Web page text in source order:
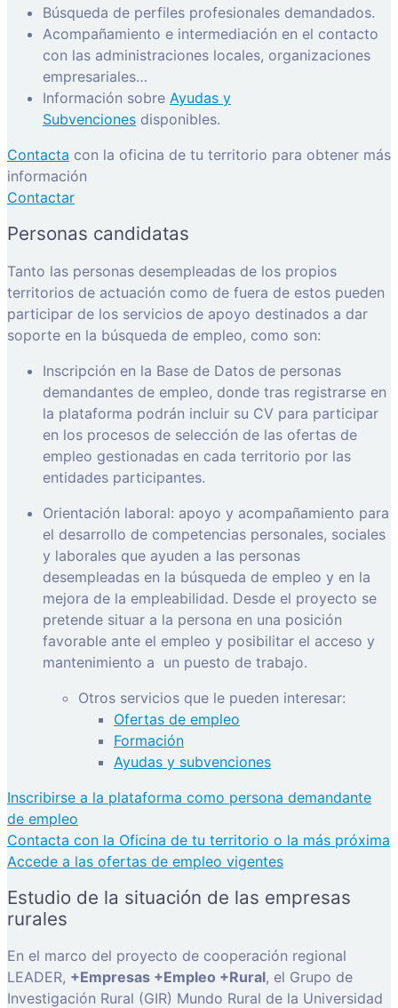
Búsqueda de perfiles profesionales demandados.
Acompañamiento e intermediación en el contacto
con las administraciones locales, organizaciones
empresariales…
Información sobre Ayudas y
Subvenciones disponibles.
Contacta con la oficina de tu territorio para obtener más
información
Contactar
Personas candidatas
Tanto las personas desempleadas de los propios
territorios de actuación como de fuera de estos pueden
participar de los servicios de apoyo destinados a dar
soporte en la búsqueda de empleo, como son:
Inscripción en la Base de Datos de personas
demandantes de empleo, donde tras registrarse en
la plataforma podrán incluir su CV para participar
en los procesos de selección de las ofertas de
empleo gestionadas en cada territorio por las
entidades participantes.
Orientación laboral: apoyo y acompañamiento para
el desarrollo de competencias personales, sociales
y laborales que ayuden a las personas
desempleadas en la búsqueda de empleo y en la
mejora de la empleabilidad. Desde el proyecto se
pretende situar a la persona en una posición
favorable ante el empleo y posibilitar el acceso y
mantenimiento a un puesto de trabajo.
Otros servicios que le pueden interesar:
Ofertas de empleo
Formación
Ayudas y subvenciones
Inscribirse a la plataforma como persona demandante
de empleo
Contacta con la Oficina de tu territorio o la más próxima
Accede a las ofertas de empleo vigentes
Estudio de la situación de las empresas
rurales
En el marco del proyecto de cooperación regional
LEADER, +Empresas +Empleo +Rural, el Grupo de
Investigación Rural (GIR) Mundo Rural de la Universidad